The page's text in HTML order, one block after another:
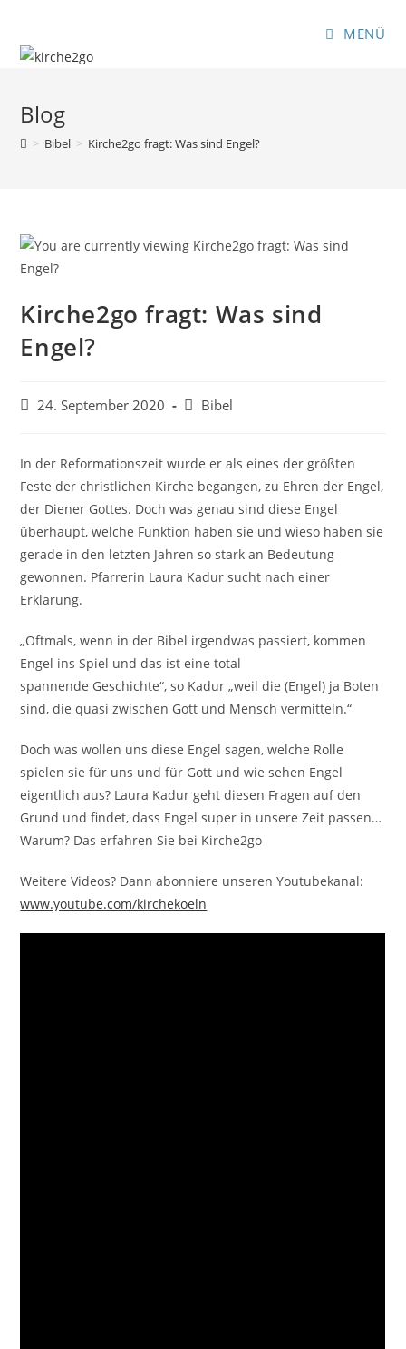
springen
MENÜ
Blog
> Bibel > Kirche2go fragt: Was sind Engel?
Kirche2go fragt: Was sind
Engel?
Beitrag
24. September 2020
Beitrags-
Bibel
In der Reformationszeit wurde er als eines der größten
Feste der christlichen Kirche begangen, zu Ehren der Engel,
der Diener Gottes. Doch was genau sind diese Engel
überhaupt, welche Funktion haben sie und wieso haben sie
gerade in den letzten Jahren so stark an Bedeutung
gewonnen. Pfarrerin Laura Kadur sucht nach einer
Erklärung.
„Oftmals, wenn in der Bibel irgendwas passiert, kommen
Engel ins Spiel und das ist eine total
spannende Geschichte“, so Kadur „weil die (Engel) ja Boten
sind, die quasi zwischen Gott und Mensch vermitteln.“
Doch was wollen uns diese Engel sagen, welche Rolle
spielen sie für uns und für Gott und wie sehen Engel
eigentlich aus? Laura Kadur geht diesen Fragen auf den
Grund und findet, dass Engel super in unsere Zeit passen…
Warum? Das erfahren Sie bei Kirche2go
Weitere Videos? Dann abonniere unseren Youtubekanal:
www.youtube.com/kirchekoeln